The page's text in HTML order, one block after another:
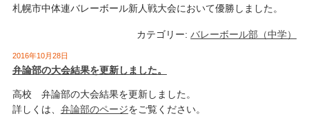
札幌市中体連バレーボール新人戦大会において優勝しました。
カテゴリー:バレーボール部（中学）
2016年10月28日
弁論部の大会結果を更新しました。
高校 弁論部の大会結果を更新しました。
詳しくは、 弁論部のページをご覧ください。